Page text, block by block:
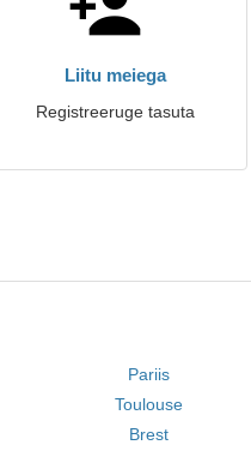
Liitu meiega
Registreeruge tasuta
Pariis
Toulouse
Brest